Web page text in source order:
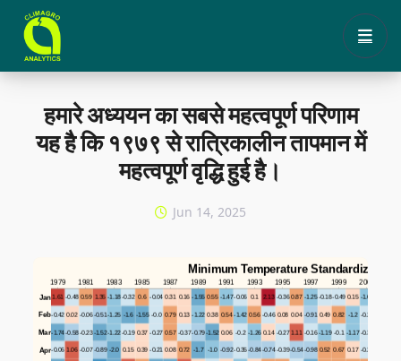
English हिन्दी
हमारे अध्ययन का सबसे महत्वपूर्ण परिणाम
यह है कि १९७९ से रात्रिकालीन तापमान में
महत्वपूर्ण वृद्धि हुई है।
Jun 14, 2025
1.61 -0.48 0.59 1.35 -1.18-0.32 0.6 -0.04 0.31 0.16 -1.55 0.55 -1.47-0.06 0.1 2.13 -0.36 0.87 -1.25 -0.18-0.49 0.15 -1.09
-0.42 0.02 -0.06 -0.51-1.25 -1.6 -1.55 -0.0 0.79 0.13 -1.22 0.38 0.54 -1.42 0.56 -0.46 0.08 0.04 -0.91 0.49 0.82 -1.2 -0.25
-1.74-0.58-0.23 -1.52-1.22-0.19 0.37 -0.27 0.57 -0.37-0.79-1.52 0.06 -0.2 -1.26 0.14 -0.27 1.11 -0.16 -1.19 -0.1 -1.17 -0.35
-0.06 1.06 -0.07 -0.89 -2.0 0.15 0.39 -0.21 0.08 0.72 -1.7 -1.0 -0.92-0.35-0.84-0.74 -0.39-0.54-0.98 0.52 0.67 0.17 -0.22
1979 1981 1983 1985 1987 1989 1991 1993 1995 1997 1999 2001
Apr
Mar
Feb
Jan
Minimum Temperature Standardized